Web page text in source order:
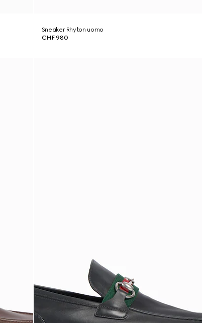
Sneaker Rhyton uomo
CHF 980